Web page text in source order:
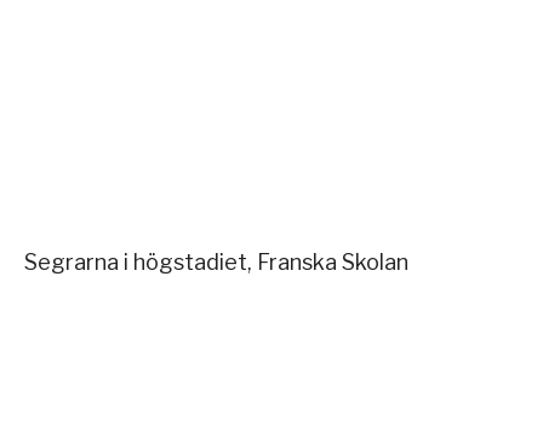
Segrarna i högstadiet, Franska Skolan